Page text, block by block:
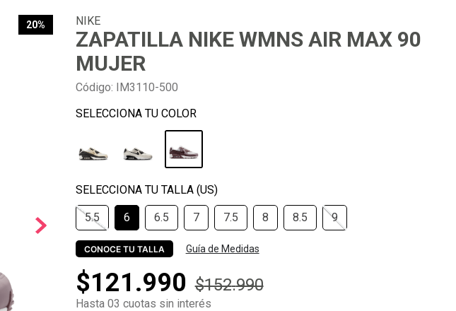
20% NIKE
ZAPATILLA NIKE WMNS AIR MAX 90
MUJER
Código: IM3110-500
5.5 6 6.5 7 7.5 8 8.5 9
CONOCE TU TALLA Guía de Medidas
$121 .990 $152.990
Hasta 03 cuotas sin interés